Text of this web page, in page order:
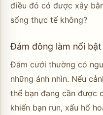
điều đó có được xây
sống thực tế không?
Đám đông làm nổi
Đám cưới thường có
những ánh nhìn. Nếu
thể bạn đang cần được
khiến bạn run, xấu hổ